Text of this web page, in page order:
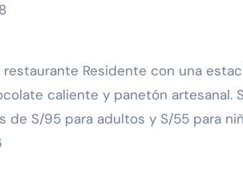
Residente con una
caliente y panetón artesanal.
de S/95 para adultos y S/55 para